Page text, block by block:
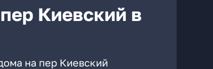
Киевский в
на пер Киевский